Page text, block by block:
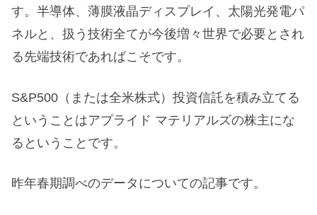
す。半導体、薄膜液晶ディスプレイ、太陽光発電パ
ネルと、扱う技術全てが今後増々世界で必要とされ
る先端技術であればこそです。
S&P500（または全米株式）投資信託を積み立てる
ということはアプライド マテリアルズの株主にな
るということです。
昨年春期調べのデータについての記事です。